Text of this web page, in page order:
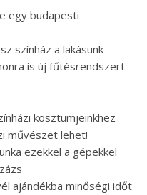
egy budapesti
színház a lakásunk
is új fűtésrendszert
kosztümjeinkhez
művészet lehet!
ezekkel a gépekkel
ajándékba minőségi időt